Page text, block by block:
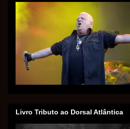
Livro Tributo ao Dorsal Atlântica